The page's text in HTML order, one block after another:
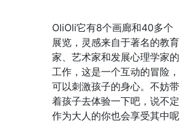
OliOli它有8个画廊和40多个
展览，灵感来自于著名的教育
家、艺术家和发展心理学家的
工作，这是一个互动的冒险，
可以刺激孩子的身心。不妨带
着孩子去体验一下吧，说不定
作为大人的你也会享受其中呢